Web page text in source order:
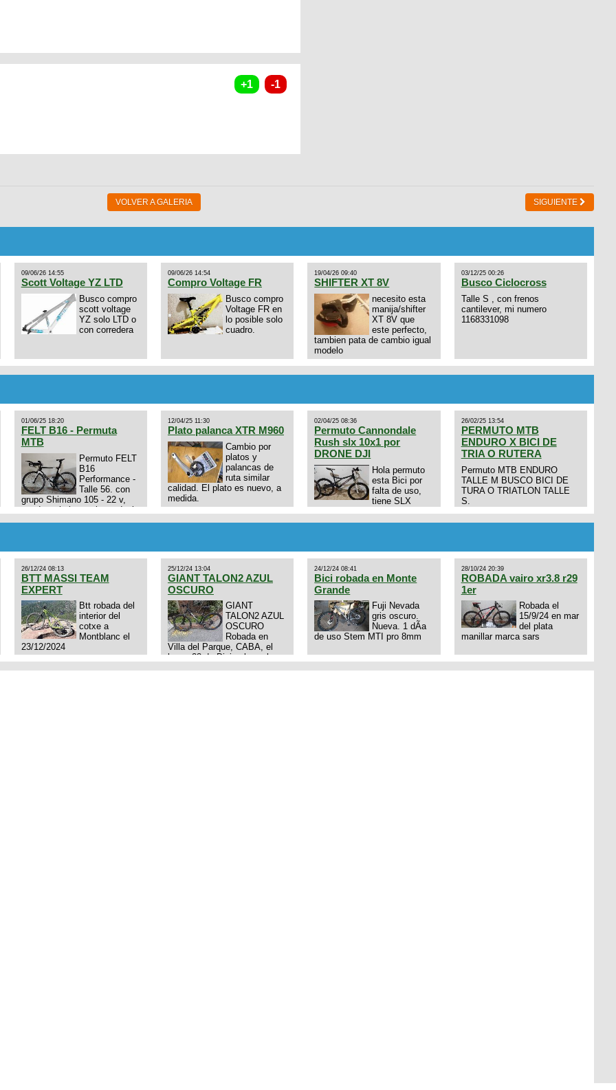
VOLVER A GALERIA SIGUIENTE
09/06/26 14:55
Scott Voltage YZ LTD
Busco compro
scott voltage
YZ solo LTD o
con corredera
09/06/26 14:54
Compro Voltage FR
Busco compro
Voltage FR en
lo posible solo
cuadro.
19/04/26 09:40
SHIFTER XT 8V
necesito esta
manija/shifter
XT 8V que
este perfecto,
tambien pata de cambio igual
modelo
03/12/25 00:26
Busco Ciclocross
Talle S , con frenos
cantilever, mi numero
1168331098
01/06/25 18:20
FELT B16 - Permuta
MTB
Permuto FELT
B16
Performance -
Talle 56. con
grupo Shimano 105 - 22 v,
cuadro: triatlon carbono dual
12/04/25 11:30
Plato palanca XTR M960
Cambio por
platos y
palancas de
ruta similar
calidad. El plato es nuevo, a
medida.
02/04/25 08:36
Permuto Cannondale
Rush slx 10x1 por
DRONE DJI
Hola permuto
esta Bici por
falta de uso,
tiene SLX
Horquilla Axon tope de gama
por drone de la marca Dji, les
interesa 3434568861 saludos
26/02/25 13:54
PERMUTO MTB
ENDURO X BICI DE
TRIA O RUTERA
Permuto MTB ENDURO
TALLE M BUSCO BICI DE
TURA O TRIATLON TALLE
S.
26/12/24 08:13
BTT MASSI TEAM
EXPERT
Btt robada del
interior del
cotxe a
Montblanc el
23/12/2024
25/12/24 13:04
GIANT TALON2 AZUL
OSCURO
GIANT
TALON2 AZUL
OSCURO
Robada en
Villa del Parque, CABA, el
lunes 23 de Diciembre a las
24/12/24 08:41
Bici robada en Monte
Grande
Fuji Nevada
gris oscuro.
Nueva. 1 dÃ­a
de uso Stem MTI pro 8mm
28/10/24 20:39
ROBADA vairo xr3.8 r29
1er
Robada el
15/9/24 en mar
del plata
manillar marca sars